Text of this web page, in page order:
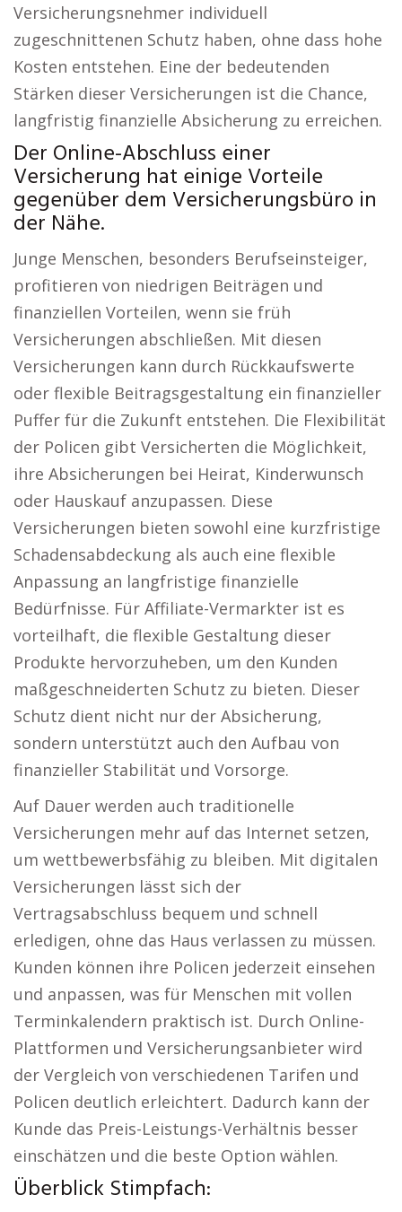
Versicherungsnehmer individuell
zugeschnittenen Schutz haben, ohne dass hohe
Kosten entstehen. Eine der bedeutenden
Stärken dieser Versicherungen ist die Chance,
langfristig finanzielle Absicherung zu erreichen.
Der Online-Abschluss einer
Versicherung hat einige Vorteile
gegenüber dem Versicherungsbüro in
der Nähe.
Junge Menschen, besonders Berufseinsteiger,
profitieren von niedrigen Beiträgen und
finanziellen Vorteilen, wenn sie früh
Versicherungen abschließen. Mit diesen
Versicherungen kann durch Rückkaufswerte
oder flexible Beitragsgestaltung ein finanzieller
Puffer für die Zukunft entstehen. Die Flexibilität
der Policen gibt Versicherten die Möglichkeit,
ihre Absicherungen bei Heirat, Kinderwunsch
oder Hauskauf anzupassen. Diese
Versicherungen bieten sowohl eine kurzfristige
Schadensabdeckung als auch eine flexible
Anpassung an langfristige finanzielle
Bedürfnisse. Für Affiliate-Vermarkter ist es
vorteilhaft, die flexible Gestaltung dieser
Produkte hervorzuheben, um den Kunden
maßgeschneiderten Schutz zu bieten. Dieser
Schutz dient nicht nur der Absicherung,
sondern unterstützt auch den Aufbau von
finanzieller Stabilität und Vorsorge.
Auf Dauer werden auch traditionelle
Versicherungen mehr auf das Internet setzen,
um wettbewerbsfähig zu bleiben. Mit digitalen
Versicherungen lässt sich der
Vertragsabschluss bequem und schnell
erledigen, ohne das Haus verlassen zu müssen.
Kunden können ihre Policen jederzeit einsehen
und anpassen, was für Menschen mit vollen
Terminkalendern praktisch ist. Durch Online-
Plattformen und Versicherungsanbieter wird
der Vergleich von verschiedenen Tarifen und
Policen deutlich erleichtert. Dadurch kann der
Kunde das Preis-Leistungs-Verhältnis besser
einschätzen und die beste Option wählen.
Überblick Stimpfach: